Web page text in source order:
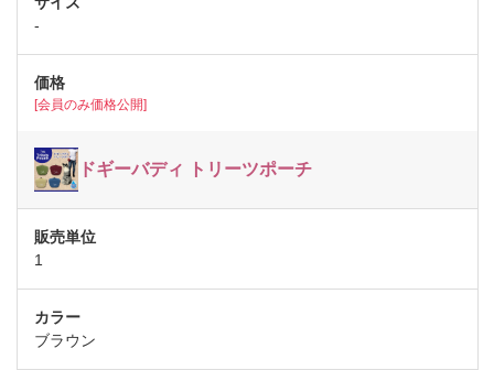
-
[会員のみ価格公開]
ドギーバディ トリーツポーチ
1
ブラウン